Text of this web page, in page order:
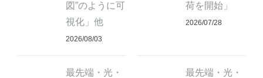
図”のように可
視化」他
2026/08/03
荷を開始」
2026/07/28
最先端・光・
最先端・光・